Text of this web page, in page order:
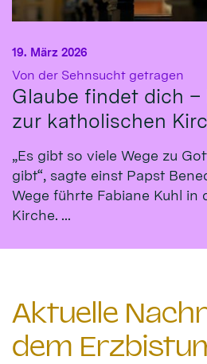
Von der Sehnsucht getragen
Glaube findet dich –
zur katholischen
19. März 2026
„Es gibt so viele Wege zu
gibt“, sagte einst Papst
Wege führte Fabiane Kuhl in
Kirche. ...
Aktuelle
dem